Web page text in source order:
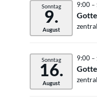
Sonntag
9.
August
9:00 –
Sonntag
16.
August
9:00 –